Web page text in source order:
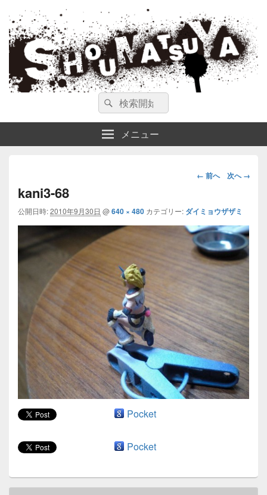
ガンスミス 庄松屋
庄松屋は様々なガンスミスを 製作途中や動画を交えて公開しています。
検
索
対
象:
検
索
メニュー
画
ビ
ゲ
ー
シ
ョ
ン
← 前へ 次へ →
kani3-68
公開日時:2010年9月30日 @640 × 480 カテゴリー: ダイミョウザザミ
Pocket
Pocket